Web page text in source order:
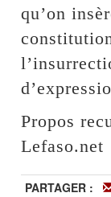
qu’on
Propos
Lefaso.net
PARTAGER :